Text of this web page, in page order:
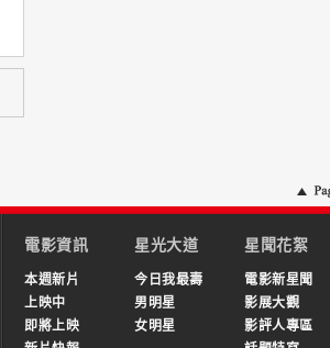
電影資訊
本週新片
上映中
即將上映
星光大道
今日我最壽
男明星
女明星
星聞花絮
電影新星聞
影展大觀
影評人專區